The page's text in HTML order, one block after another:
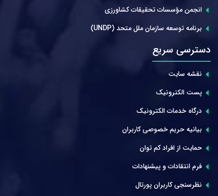
انجمن مؤسسات تحقیقات کشاورزی
برنامه توسعه سازمان ملل متحد (UNDP)
دسترسی سریع
نقشه سایت
پست الکترونیک
درگاه خدمات الکترونیک
بیانیه حریم خصوصی کاربران
حمایت از افراد کم توان
فرم انتقادات و پیشنهادات
نظرسنجی کاربران پورتال